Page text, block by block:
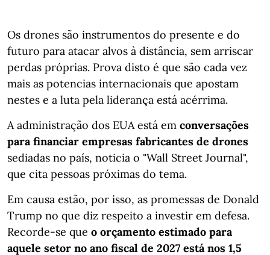
Os drones são instrumentos do presente e do
futuro para atacar alvos à distância, sem arriscar
perdas próprias. Prova disto é que são cada vez
mais as potencias internacionais que apostam
nestes e a luta pela liderança está acérrima.
A administração dos EUA está em conversações
para financiar empresas fabricantes de drones
sediadas no país, noticia o "Wall Street Journal",
que cita pessoas próximas do tema.
Em causa estão, por isso, as promessas de Donald
Trump no que diz respeito a investir em defesa.
Recorde-se que o orçamento estimado para
aquele setor no ano fiscal de 2027 está nos 1,5